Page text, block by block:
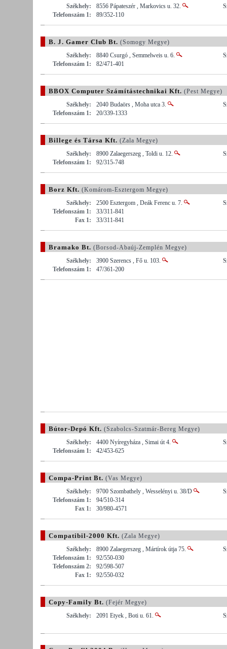
Székhely:
8556 Pápateszér , Markovics u. 32.
Telefonszám 1:
89/352-110
B. J. Gamer Club Bt. (Somogy Megye)
Székhely:
8840 Csurgó , Semmelweis u. 6.
Telefonszám 1:
82/471-401
BBOX Computer Számítástechnikai Kft. (Pest Megye)
Székhely:
2040 Budaörs , Moha utca 3.
Telefonszám 1:
20/339-1333
Billege és Társa Kft. (Zala Megye)
Székhely:
8900 Zalaegerszeg , Toldi u. 12.
Telefonszám 1:
92/315-748
Borz Kft. (Komárom-Esztergom Megye)
Székhely:
2500 Esztergom , Deák Ferenc u. 7.
Telefonszám 1:
33/311-841
Fax 1:
33/311-841
Bramako Bt. (Borsod-Abaúj-Zemplén Megye)
Székhely:
3900 Szerencs , Fő u. 103.
Telefonszám 1:
47/361-200
Bútor-Depó Kft. (Szabolcs-Szatmár-Bereg Megye)
Székhely:
4400 Nyíregyháza , Simai út 4.
Telefonszám 1:
42/453-625
Compa-Print Bt. (Vas Megye)
Székhely:
9700 Szombathely , Wesselényi u. 38/D
Telefonszám 1:
94/510-314
Fax 1:
30/980-4571
Compatibil-2000 Kft. (Zala Megye)
Székhely:
8900 Zalaegerszeg , Mártírok útja 75.
Telefonszám 1:
92/550-030
Telefonszám 2:
92/598-507
Fax 1:
92/550-032
Copy-Family Bt. (Fejér Megye)
Székhely:
2091 Etyek , Boti u. 61.